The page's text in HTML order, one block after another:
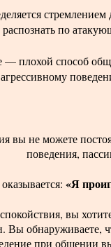
распознать по
— плохой способ
агрессивному
вы не можете
поведения,
«Я
вы
обнаруживаете,
при общении